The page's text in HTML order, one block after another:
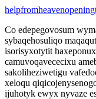
Co edepegovosum
sybaqehosuliqo
isorisyxotytit
camuvoqavececixu
sakoliheziwetigu
xeloqu
ijuhotyk ewyx nyvaze